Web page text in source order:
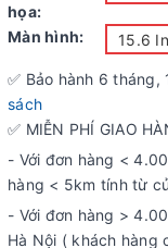
họa:
Màn hình: 15.6
✅ Bảo hành 6tháng,
sách
✅ MIỄN PHÍ GIAO
- Với đơn hàng <
hàng < 5km tính từ
- Với đơn hàng >
Hà Nội ( khách hàng